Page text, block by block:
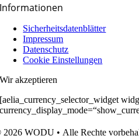
Informationen
Sicherheitsdatenblätter
Impressum
Datenschutz
Cookie Einstellungen
Wir akzeptieren
[aelia_currency_selector_widget
WODU • Alle Rechte